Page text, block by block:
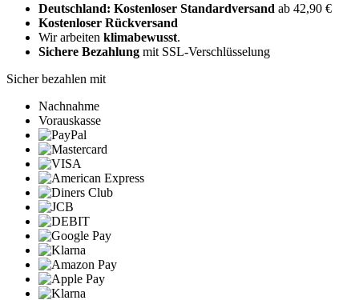
Deutschland: Kostenloser Standardversand ab 42,90 €
Kostenloser Rückversand
Wir arbeiten klimabewusst.
Sichere Bezahlung mit SSL-Verschlüsselung
Sicher bezahlen mit
Nachnahme
Vorauskasse